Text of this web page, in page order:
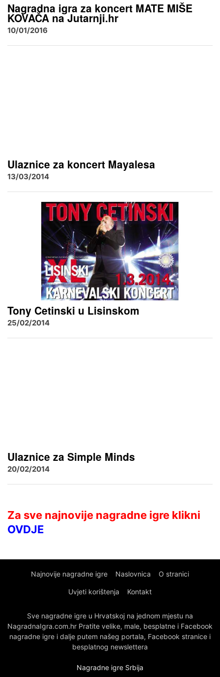
Nagradna igra za koncert MATE MIŠE
KOVAČA na Jutarnji.hr
10/01/2016
Ulaznice za koncert Mayalesa
13/03/2014
Tony Cetinski u Lisinskom
25/02/2014
Ulaznice za Simple Minds
20/02/2014
Za sve najnovije nagradne igre klikni
OVDJE
Najnovije nagradne igre Naslovnica O stranici
Uvjeti korištenja Kontakt
Sve nagradne igre u Hrvatskoj na jednom mjestu na
NagradnaIgra.com.hr Pratite velike, male, besplatne i Facebook
nagradne igre i dalje putem našeg portala, Facebook stranice i
besplatnog newslettera
Nagradne igre Srbija